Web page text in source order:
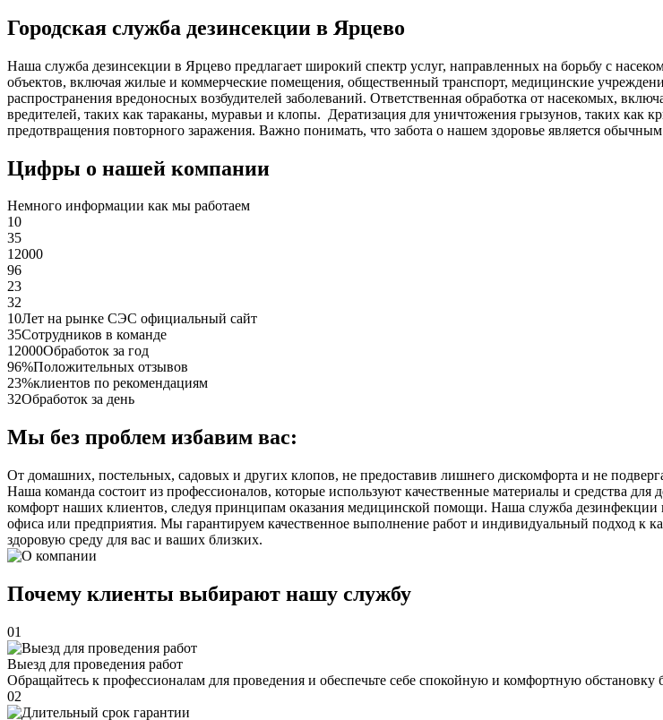
Городская служба дезинсекции в Ярцево
Наша служба дезинсекции в Ярцево предлагает широкий спектр услуг, направленных на борьбу с
объектов, включая жилые и коммерческие помещения, общественный транспорт, медицинские
распространения вредоносных возбудителей заболеваний. Ответственная обработка от насекомых,
вредителей, таких как тараканы, муравьи и клопы. Дератизация для уничтожения грызунов, таких
предотвращения повторного заражения. Важно понимать, что забота о нашем здоровье является
Цифры о нашей компании
Немного информации как мы работаем
10
35
12000
96
23
32
10Лет на рынке СЭС официальный сайт
35Сотрудников в команде
12000Обработок за год
96%Положительных отзывов
23%клиентов по рекомендациям
32Обработок за день
Мы без проблем избавим вас:
От домашних, постельных, садовых и других клопов, не предоставив лишнего дискомфорта и не
Наша команда состоит из профессионалов, которые используют качественные материалы и средства
комфорт наших клиентов, следуя принципам оказания медицинской помощи. Наша служба
офиса или предприятия. Мы гарантируем качественное выполнение работ и индивидуальный подход к
здоровую среду для вас и ваших близких.
Почему клиенты выбирают нашу службу
01
Выезд для проведения работ
Обращайтесь к профессионалам для проведения и обеспечьте себе спокойную и комфортную обстановку
02